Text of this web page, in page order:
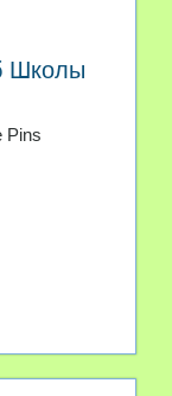
Школы
Pins